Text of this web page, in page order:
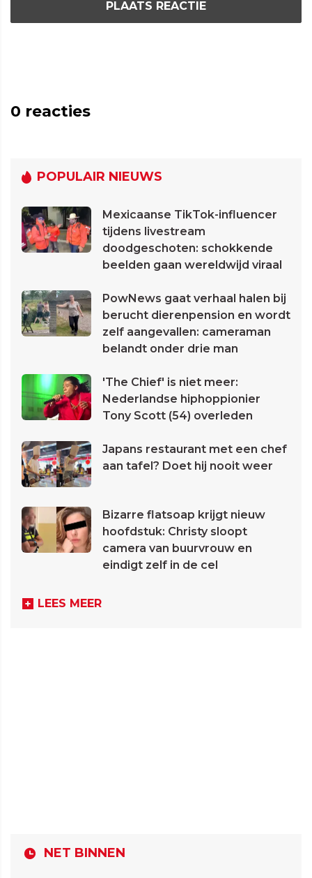
PLAATS REACTIE
0 reacties
POPULAIR NIEUWS
Mexicaanse TikTok-influencer
tijdens livestream
doodgeschoten: schokkende
beelden gaan wereldwijd viraal
PowNews gaat verhaal halen bij
berucht dierenpension en wordt
zelf aangevallen: cameraman
belandt onder drie man
'The Chief' is niet meer:
Nederlandse hiphoppionier
Tony Scott (54) overleden
Japans restaurant met een chef
aan tafel? Doet hij nooit weer
Bizarre flatsoap krijgt nieuw
hoofdstuk: Christy sloopt
camera van buurvrouw en
eindigt zelf in de cel
LEES MEER
NET BINNEN